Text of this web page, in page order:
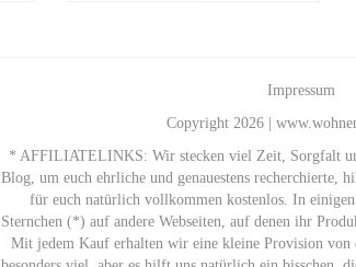
Impressum
Copyright 2026 |
* AFFILIATELINKS: Wir stecken viel Zeit, Sorgfalt
Blog, um euch ehrliche und genauestens recherchierte,
für euch natürlich vollkommen kostenlos. In
Sternchen (*) auf andere Webseiten, auf denen ihr
Mit jedem Kauf erhalten wir eine kleine Provision